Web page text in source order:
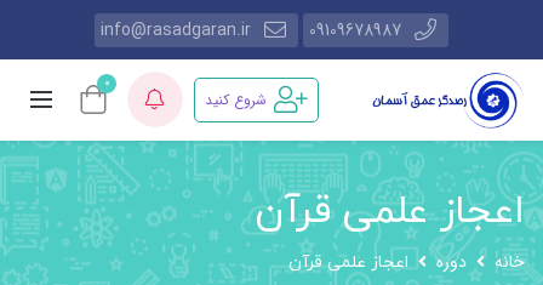
09109678987
info@rasadgaran.ir
شروع کنید
0
اعجاز علمی قرآن
خانه دوره‌ اعجاز علمی قرآن